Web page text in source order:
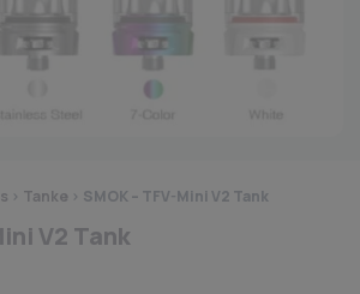
> Tanke > SMOK – TFV-Mini V2 Tank
V2 Tank